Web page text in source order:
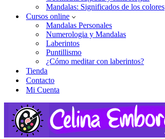
Mandalas: Significados de los colores
Cursos online
Mandalas Personales
Numerologia y Mandalas
Laberintos
Puntillismo
¿Cómo meditar con laberintos?
Tienda
Contacto
Mi Cuenta